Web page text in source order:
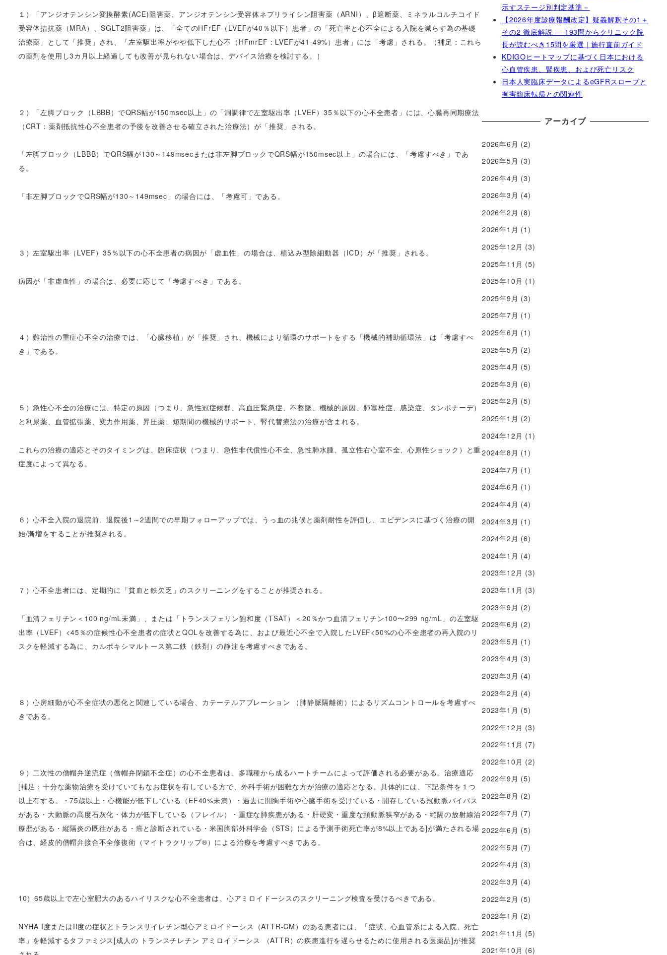
１）「アンジオテンシン変換酵素(ACE)阻害薬、アンジオテンシン受容体ネプリライシン阻害薬（ARNI）、β遮断薬、ミネラルコルチコイド
受容体拮抗薬（MRA）、SGLT2阻害薬」は、「全てのHFrEF（LVEFが40％以下）患者」の「死亡率と心不全による入院を減らす為の基礎
治療薬」として「推奨」され、「左室駆出率がやや低下した心不 （HFmrEF：LVEFが41-49%）患者」には「考慮」される。
（補足：これら
の薬剤を使用し3カ月以上経過しても改善が見られない場合は、デバイス治療を検討する。）
２）「左脚ブロック（LBBB）でQRS幅が150msec以上」の「洞調律で左室駆出率（LVEF）35％以下の心不全患者」には、心臓再同期療法
（CRT：薬剤抵抗性心不全患者の予後を改善させる確立された治療法）が「推奨」される。
「左脚ブロック（LBBB）でQRS幅が130～149msecまたは非左脚ブロックでQRS幅が150msec以上」の場合には、「考慮すべき」であ
る。
「非左脚ブロックでQRS幅が130～149msec」の場合には、「考慮可」である。
３）左室駆出率（LVEF）35％以下の心不全患者の病因が「虚血性」の場合は、植込み型除細動器（ICD）が「推奨」される。
病因が「非虚血性」の場合は、必要に応じて「考慮すべき」である。
４）難治性の重症心不全の治療では、「心臓移植」が「推奨」され、機械により循環のサポートをする「機械的補助循環法」は「考慮すべ
き」である。
５）急性心不全の治療には、特定の原因（つまり、急性冠症候群、高血圧緊急症、不整脈、機械的原因、肺塞栓症、感染症、タンポナーデ）
と利尿薬、血管拡張薬、変力作用薬、昇圧薬、短期間の機械的サポート、腎代替療法の治療が含まれる。
これらの治療の適応とそのタイミングは、臨床症状（つまり、急性非代償性心不全、急性肺水腫、孤立性右心室不全、心原性ショック）と重
症度によって異なる。
６）心不全入院の退院前、退院後1～2週間での早期フォローアップでは、うっ血の兆候と薬剤耐性を評価し、エビデンスに基づく治療の開
始/漸増をすることが推奨される。
７）心不全患者には、定期的に「貧血と鉄欠乏」のスクリーニングをすることが推奨される。
「血清フェリチン＜100 ng/mL未満」、または「トランスフェリン飽和度（TSAT）＜20％かつ血清フェリチン100〜299 ng/mL」の左室駆
出率（LVEF）<45％の症候性心不全患者の症状とQOLを改善する為に、および最近心不全で入院したLVEF<50%の心不全患者の再入院のリ
スクを軽減する為に、カルボキシマルトース第二鉄（鉄剤）の静注を考慮すべきである。
８）心房細動が心不全症状の悪化と関連している場合、カテーテルアブレーション （肺静脈隔離術）によるリズムコントロールを考慮すべ
きである。
９）二次性の僧帽弁逆流症（僧帽弁閉鎖不全症）の心不全患者は、多職種から成るハートチームによって評価される必要がある。治療適応
[補足：十分な薬物治療を受けていてもなお症状を有している方で、外科手術が困難な方が治療の適応となる。具体的には、下記条件を１つ
以上有する。・75歳以上・心機能が低下している（EF40%未満）・過去に開胸手術や心臓手術を受けている・開存している冠動脈バイパス
がある・大動脈の高度石灰化・体力が低下している（フレイル）・重症な肺疾患がある・肝硬変・重度な頸動脈狭窄がある・縦隔の放射線治
療歴がある・縦隔炎の既往がある・癌と診断されている・米国胸部外科学会（STS）による予測手術死亡率が8%以上である]が満たされる場
合は、経皮的僧帽弁接合不全修復術（マイトラクリップ®）による治療を考慮すべきである。
10）65歳以上で左心室肥大のあるハイリスクな心不全患者は、心アミロイドーシスのスクリーニング検査を受けるべきである。
NYHA I度またはII度の症状とトランスサイレチン型心アミロイドーシス（ATTR-CM）のある患者には、「症状、心血管系による入院、死亡
率」を軽減するタファミジス[成人の トランスチレチン アミロイドーシス （ATTR）の疾患進行を遅らせるために使用される医薬品]が推奨
示すステージ別判定基準－
【2026年度診療報酬改定】疑義解釈その1＋
その2 徹底解説 ― 193問からクリニック院
長が読むべき15問を厳選｜施行直前ガイド
KDIGOヒートマップに基づく日本における
心血管疾患、腎疾患、および死亡リスク
日本人実臨床データによるeGFRスロープと
有害臨床転帰との関連性
アーカイブ
2026年6月 (2)
2026年5月 (3)
2026年4月 (3)
2026年3月 (4)
2026年2月 (8)
2026年1月 (1)
2025年12月 (3)
2025年11月 (5)
2025年10月 (1)
2025年9月 (3)
2025年7月 (1)
2025年6月 (1)
2025年5月 (2)
2025年4月 (5)
2025年3月 (6)
2025年2月 (5)
2025年1月 (2)
2024年12月 (1)
2024年8月 (1)
2024年7月 (1)
2024年6月 (1)
2024年4月 (4)
2024年3月 (1)
2024年2月 (6)
2024年1月 (4)
2023年12月 (3)
2023年11月 (3)
2023年9月 (2)
2023年6月 (2)
2023年5月 (1)
2023年4月 (3)
2023年3月 (4)
2023年2月 (4)
2023年1月 (5)
2022年12月 (3)
2022年11月 (7)
2022年10月 (2)
2022年9月 (5)
2022年8月 (2)
2022年7月 (7)
2022年6月 (5)
2022年5月 (7)
2022年4月 (3)
2022年3月 (4)
2022年2月 (5)
2022年1月 (2)
2021年11月 (5)
2021年10月 (6)